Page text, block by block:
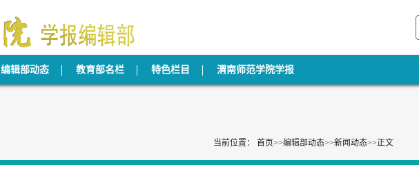
编辑部动态 教育部名栏 特色栏目 渭南师范学院学报
当前位置： 首页>>编辑部动态>>新闻动态>>正文